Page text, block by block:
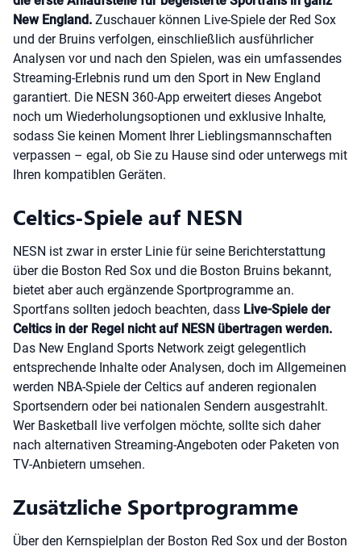
New England. Zuschauer können Live-Spiele der Red Sox
und der Bruins verfolgen, einschließlich ausführlicher
Analysen vor und nach den Spielen, was ein umfassendes
Streaming-Erlebnis rund um den Sport in New England
garantiert. Die NESN 360-App erweitert dieses Angebot
noch um Wiederholungsoptionen und exklusive Inhalte,
sodass Sie keinen Moment Ihrer Lieblingsmannschaften
verpassen – egal, ob Sie zu Hause sind oder unterwegs mit
Ihren kompatiblen Geräten.
Celtics-Spiele auf NESN
NESN ist zwar in erster Linie für seine Berichterstattung
über die Boston Red Sox und die Boston Bruins bekannt,
bietet aber auch ergänzende Sportprogramme an.
Sportfans sollten jedoch beachten, dass Live-Spiele der
Celtics in der Regel nicht auf NESN übertragen werden.
Das New England Sports Network zeigt gelegentlich
entsprechende Inhalte oder Analysen, doch im Allgemeinen
werden NBA-Spiele der Celtics auf anderen regionalen
Sportsendern oder bei nationalen Sendern ausgestrahlt.
Wer Basketball live verfolgen möchte, sollte sich daher
nach alternativen Streaming-Angeboten oder Paketen von
TV-Anbietern umsehen.
Zusätzliche Sportprogramme
Über den Kernspielplan der Boston Red Sox und der Boston